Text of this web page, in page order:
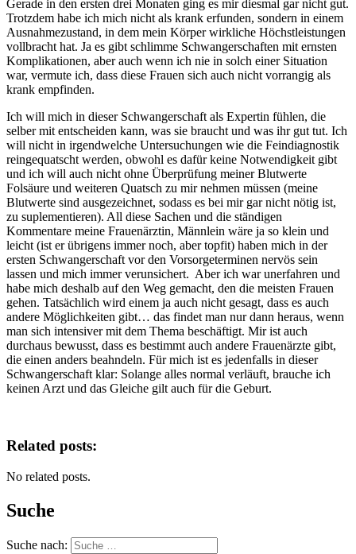
Gerade in den ersten drei Monaten ging es mir diesmal gar nicht gut.
Trotzdem habe ich mich nicht als krank erfunden, sondern in einem
Ausnahmezustand, in dem mein Körper wirkliche Höchstleistungen
vollbracht hat. Ja es gibt schlimme Schwangerschaften mit ernsten
Komplikationen, aber auch wenn ich nie in solch einer Situation
war, vermute ich, dass diese Frauen sich auch nicht vorrangig als
krank empfinden.
Ich will mich in dieser Schwangerschaft als Expertin fühlen, die
selber mit entscheiden kann, was sie braucht und was ihr gut tut. Ich
will nicht in irgendwelche Untersuchungen wie die Feindiagnostik
reingequatscht werden, obwohl es dafür keine Notwendigkeit gibt
und ich will auch nicht ohne Überprüfung meiner Blutwerte
Folsäure und weiteren Quatsch zu mir nehmen müssen (meine
Blutwerte sind ausgezeichnet, sodass es bei mir gar nicht nötig ist,
zu suplementieren). All diese Sachen und die ständigen
Kommentare meine Frauenärztin, Männlein wäre ja so klein und
leicht (ist er übrigens immer noch, aber topfit) haben mich in der
ersten Schwangerschaft vor den Vorsorgeterminen nervös sein
lassen und mich immer verunsichert. Aber ich war unerfahren und
habe mich deshalb auf den Weg gemacht, den die meisten Frauen
gehen. Tatsächlich wird einem ja auch nicht gesagt, dass es auch
andere Möglichkeiten gibt… das findet man nur dann heraus, wenn
man sich intensiver mit dem Thema beschäftigt. Mir ist auch
durchaus bewusst, dass es bestimmt auch andere Frauenärzte gibt,
die einen anders beahndeln. Für mich ist es jedenfalls in dieser
Schwangerschaft klar: Solange alles normal verläuft, brauche ich
keinen Arzt und das Gleiche gilt auch für die Geburt.
Related posts:
No related posts.
Suche
Suche nach: